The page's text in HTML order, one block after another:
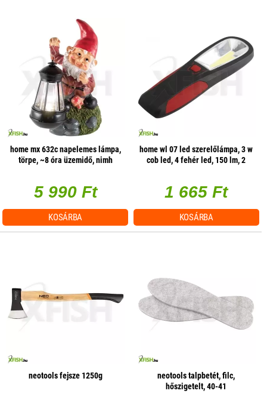
home mx 632c napelemes lámpa,
törpe, ~8 óra üzemidő, nimh
5 990 Ft
KOSÁRBA
home wl 07 led szerelőlámpa, 3 w
cob led, 4 fehér led, 150 lm, 2
1 665 Ft
KOSÁRBA
neotools fejsze 1250g
neotools talpbetét, filc,
hőszigetelt, 40-41